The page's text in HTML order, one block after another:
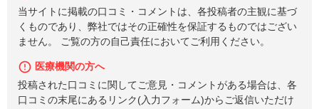
当サイトに掲載の口コミ・コメントは、各投稿者の主観に基づ
くものであり、弊社ではその正確性を保証するものではござい
ません。 ご覧の方の自己責任においてご利用ください。
医療機関の方へ
投稿された口コミに関してご意見・コメントがある場合は、各
口コミの末尾にあるリンク(入力フォーム)からご返信いただけ